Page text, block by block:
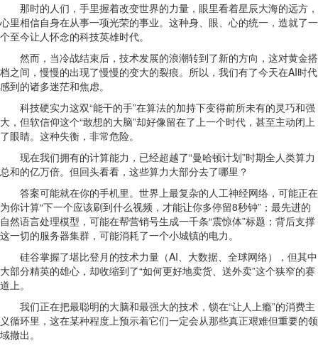
那时的人们，手里握着改变世界的力量，眼里看着星辰大海的远方，
心里相信自身在从事一项光荣的事业。这种身、眼、心的统一，造就了一
个至今让人怀念的科技英雄时代。
然而，当冷战结束后，技术发展的浪潮转到了新的方向，这对黄金搭
档之间，慢慢的出现了慢慢的变大的裂痕。所以，我们有了今天在AI时代
感到的诸多迷茫和焦虑。
科技硬实力这双“能干的手”在算法的加持下变得前所未有的灵巧和强
大，但软信仰这个“敢想的大脑”却好像留在了上一个时代，甚至主动闭上
了眼睛。这种失衡，非常危险。
现在我们拥有的计算能力，已经超越了“曼哈顿计划”时期全人类算力
总和的亿万倍。但回头看看，这些算力大部分去了哪里？
答案可能就在你的手机里。世界上最复杂的人工神经网络，可能正在
为你计算“下一个应该刷到什么视频，才能让你多停留8秒钟”；最先进的
自然语言处理模型，可能在帮营销号生成一千条“震惊体”标题；背后支撑
这一切的服务器集群，可能消耗了一个小城镇的电力。
硅谷掌握了堪比登月的技术力量（AI、大数据、全球网络），但其中
大部分精英的雄心，却收缩到了“如何更好地卖货、送外卖”这个狭窄的赛
道上。
我们正在把最聪明的大脑和最强大的技术，锁在“让人上瘾”的消费主
义循环里，这在某种程度上预示着它们一定会从那些真正艰难但重要的领
域撤出。